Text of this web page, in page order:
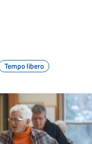
Tempo libero